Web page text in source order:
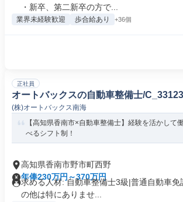
・新卒、第二新卒の方で...
業界未経験歓迎 歩合給あり +36個
正社員
オートバックスの自動車整備士/C_33123
(株)オートバックス南海
【高知県香南市×自動車整備士】経験を活かして
べるシフト制！
高知県香南市野市町西野
年俸230万円～370万円
求める人材: 自動車整備士3級|普通自動車
の他は特にありませ...